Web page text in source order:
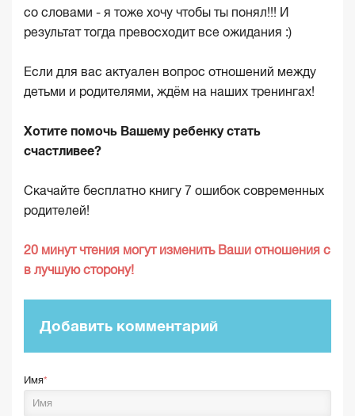
со словами - я тоже хочу чтобы ты понял!!! И
результат тогда превосходит все ожидания :)
Если для вас актуален вопрос отношений между
детьми и родителями, ждём на наших тренингах!
Хотите помочь Вашему ребенку стать
счастливее?
Скачайте бесплатно книгу 7 ошибок современных
родителей!
20 минут чтения могут изменить Ваши отношения с
в лучшую сторону!
Добавить комментарий
Имя